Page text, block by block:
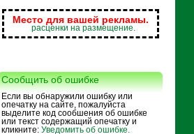
Место для вашей рекламы.
расценки на размещение.
Сообщить об ошибке
Если вы обнаружили ошибку или
опечатку на сайте, пожалуйста
выделите код сообшения об ошибке
или текст содержащий опечатку и
кликните: Уведомить об ошибке.